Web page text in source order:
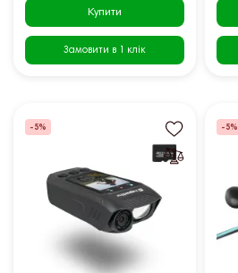
Купити
Замовити в 1 клік
-5% -5%